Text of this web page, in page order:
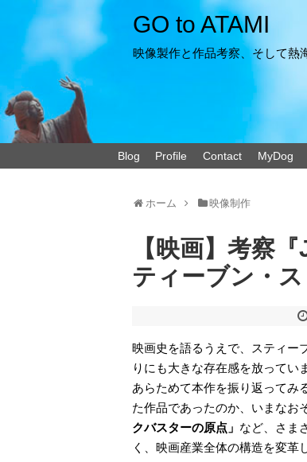
GO to ATAMI
映像製作と作品考察、そして熱
Blog Profile Contact MyDog
ホーム 映像制作
【映画】考察
ティーブン・
映画史を語るうえで、スティー
りにも大きな存在感を放ってい
あらためて本作を振り返ってみ
た作品であったのか、いまなお
クバスターの原点」 など、さま
く、映画産業全体の構造を変革